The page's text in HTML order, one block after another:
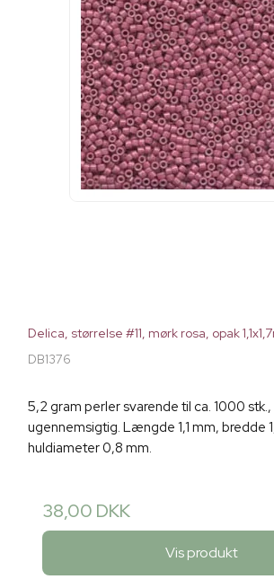
Delica, størrelse #11, mørk rosa, opak
DB1376
5,2 gram perler svarende til ca. 1000
ugennemsigtig. Længde 1,1 mm, bredde
huldiameter 0,8 mm.
38,00 DKK
Vis produkt